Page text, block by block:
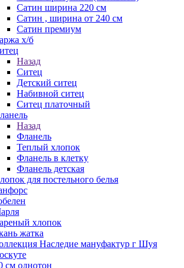
Сатин ширина 220 см
Сатин , ширина от 240 см
Сатин премиум
х/б
Назад
Ситец
Детский ситец
Набивной ситец
Ситец платочный
Назад
Фланель
Теплый хлопок
Фланель в клетку
Фланель детская
для постельного белья
хлопок
жатка
Наследие мануфактур г Шуя
см однотон